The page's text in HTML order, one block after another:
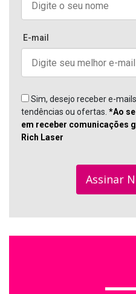
E-mail
Sim, desejo receber e-
tendências ou ofertas. *Ao
em receber comunicações
Rich Laser
Assinar